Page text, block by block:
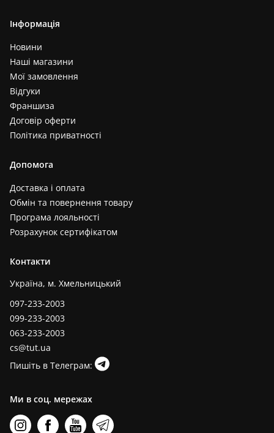
Відгуки (0)
Інформація
Новини
Наші магазини
Мої замовлення
Відгуки
Франшиза
Договір оферти
Політика приватності
Допомога
Доставка і оплата
Обмін та повернення товару
Програма лояльності
Розрахунок сертифікатом
Контакти
Україна, м. Хмельницький
097-233-2003
099-233-2003
063-233-2003
cs@tut.ua
Пишіть в Телеграм:
Ми в соц. мережах